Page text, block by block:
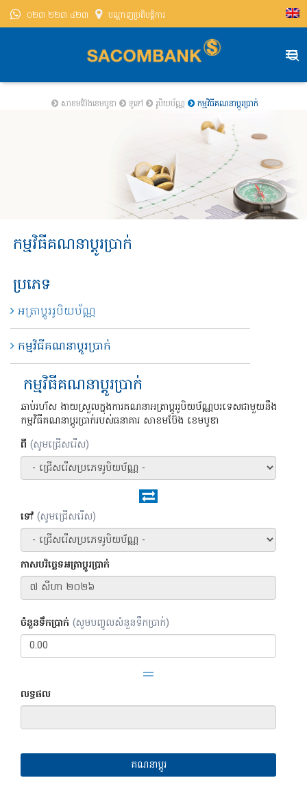
០២៣ ២២៣ ៤២៣ បណ្តាញ​ប្រតិបត្តិការ
សាខមប៊ែងខេមបូឌា ទូទៅ រូបិយប័ណ្ណ កម្មវិធី​គណនា​​ប្តូរ​ប្រាក់
កម្មវិធី​គណនា​​ប្តូរ​ប្រាក់
ប្រភេទ
អត្រាប្តូររូបិយប័ណ្ណ
កម្មវិធី​គណនា​​ប្តូរ​ប្រាក់
កម្មវិធី​គណនា​​ប្តូរ​ប្រាក់
ឆាប់រហ័ស ងាយស្រួលក្នុងការគណនាអត្រាប្តូររូបិយប័ណ្ណបរទេសជាមួយនឹង
កម្មវិធីគណនាប្តូរប្រាក់របស់ធនាគារ សាខមប៊ែង ខេមបូឌា
ពី (សូមជ្រើសរើស)
ទៅ (សូមជ្រើសរើស)​
កាសបរិច្ឆេទអត្រាប្តូរប្រាក់
ចំនួនទឹកប្រាក់​ (សូមបញ្ចូលសំនួនទឹកប្រាក់)
លទ្ធផល
គណនាប្តូរ